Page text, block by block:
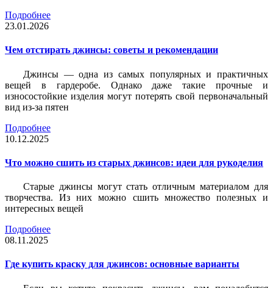
Подробнее
23.01.2026
Чем отстирать джинсы: советы и рекомендации
Джинсы — одна из самых популярных и практичных
вещей в гардеробе. Однако даже такие прочные и
износостойкие изделия могут потерять свой первоначальный
вид из-за пятен
Подробнее
10.12.2025
Что можно сшить из старых джинсов: идеи для рукоделия
Старые джинсы могут стать отличным материалом для
творчества. Из них можно сшить множество полезных и
интересных вещей
Подробнее
08.11.2025
Где купить краску для джинсов: основные варианты